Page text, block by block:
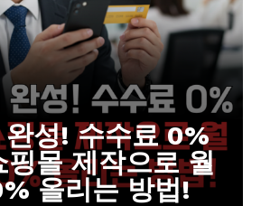
성! 수수료 0%
핑몰 제작으로 월
올리는 방법!